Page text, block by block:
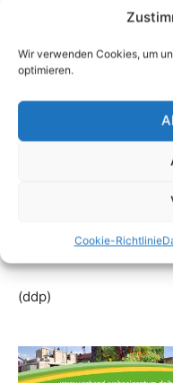
Wir verwenden Cookies, um
optimieren.
Cookie-Richtlinie